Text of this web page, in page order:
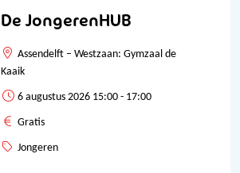
De JongerenHUB
Assendelft – Westzaan: Gymzaal de
Kaaik
6 augustus 2026 15:00 - 17:00
Gratis
Jongeren